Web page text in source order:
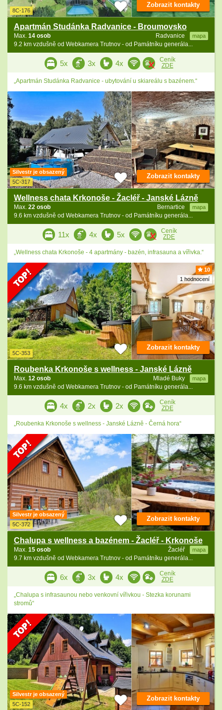
8C-176
Apartmán Studánka Radvanice - Broumovsko
Radvanice mapa
Max. 14 osob
9.2 km vzdušně od Webkamera Trutnov - od Památníku generála...
Zobrazit kontakty
5x 3x 4x
Ceník
ZDE
„Apartmán Studánka Radvanice - ubytování u skiareálu s bazénem.“
Silvestr je obsazený
5C-317
Wellness chata Krkonoše - Žacléř - Janské Lázně
Bernartice mapa
Max. 22 osob
9.6 km vzdušně od Webkamera Trutnov - od Památníku generála...
Zobrazit kontakty
11x 4x 5x
Ceník
ZDE
„Wellness chata Krkonoše - 4 apartmány - bazén, infrasauna a vířivka.“
10
1 hodnocení
5C-353
Roubenka Krkonoše s wellness - Janské Lázně
Mladé Buky mapa
Max. 12 osob
9.6 km vzdušně od Webkamera Trutnov - od Památníku generála...
Zobrazit kontakty
4x 2x 2x
Ceník
ZDE
„Roubenka Krkonoše s wellness - Janské Lázně - Černá hora“
Silvestr je obsazený
5C-372
Chalupa s wellness a bazénem - Žacléř - Krkonoše
Žacléř mapa
Max. 15 osob
9.7 km vzdušně od Webkamera Trutnov - od Památníku generála...
Zobrazit kontakty
6x 3x 4x
Ceník
ZDE
„Chalupa s infrasaunou nebo venkovní vířivkou - Stezka korunami
stromů“
Silvestr je obsazený
5C-152
Zobrazit kontakty